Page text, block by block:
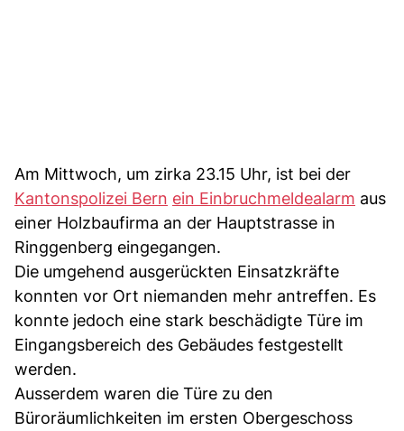
Am Mittwoch, um zirka 23.15 Uhr, ist bei der
Kantonspolizei Bern ein Einbruchmeldealarm aus
einer Holzbaufirma an der Hauptstrasse in
Ringgenberg eingegangen.
Die umgehend ausgerückten Einsatzkräfte
konnten vor Ort niemanden mehr antreffen. Es
konnte jedoch eine stark beschädigte Türe im
Eingangsbereich des Gebäudes festgestellt
werden.
Ausserdem waren die Türe zu den
Büroräumlichkeiten im ersten Obergeschoss